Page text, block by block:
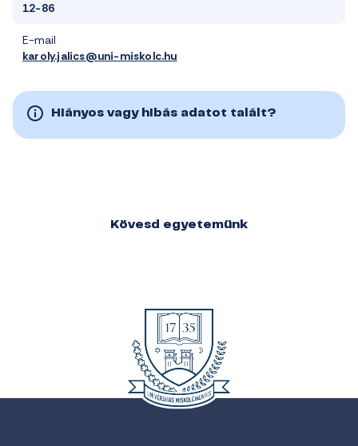
12-86
E-mail
karoly.jalics@uni-miskolc.hu
Hiányos vagy hibás adatot talált?
Kövesd egyetemünk